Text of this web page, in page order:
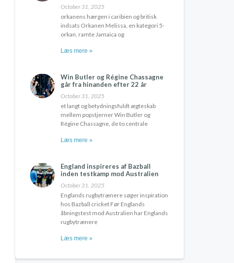
October 31, 2025
orkanens hærgen i caribien og britisk
indsats Orkanen Melissa, en kategori 5-
orkan, ramte Jamaica og
Læs mere »
Win Butler og Régine Chassagne
går fra hinanden efter 22 år
October 31, 2025
et langt og betydningsfuldt ægteskab
mellem popstjerner Win Butler og
Régine Chassagne, de to centrale
Læs mere »
England inspireres af Bazball
inden testkamp mod Australien
October 31, 2025
Englands rugbytrænere søger inspiration
hos Bazball cricket Før Englands
åbningstest mod Australien har Englands
rugbytrænere
Læs mere »